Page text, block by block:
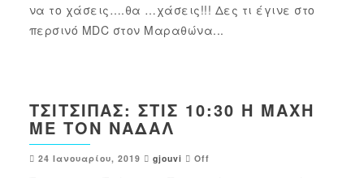
να το χάσεις….θα …χάσεις!!! Δες τι έγινε στο
περσινό MDC στον Μαραθώνα...
ΤΣΙΤΣΙΠΆΣ: ΣΤΙΣ 10:30 Η ΜΆΧΗ
ΜΕ ΤΟΝ ΝΑΔΆΛ
24 Ιανουαρίου, 2019 gjouvi Off